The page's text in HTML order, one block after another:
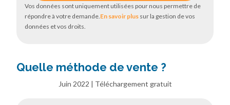
Vos données sont uniquement utilisées pour nous permettre de
répondre à votre demande.En savoir plus sur la gestion de vos
données et vos droits.
Quelle méthode de vente ?
Juin 2022 | Téléchargement gratuit